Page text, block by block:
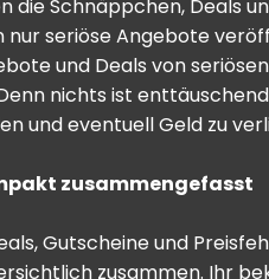
die Schnäppchen, Deals
nur seriöse Angebote
und Deals von
nichts ist
und eventuell Geld zu
zusammengefasst
Gutscheine und
zusammen. Ihr